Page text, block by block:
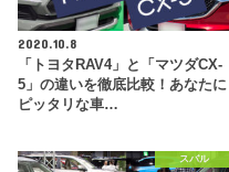
2020.10.8
「トヨタRAV4」と「マツダCX-
5」の違いを徹底比較！あなたに
ピッタリな車…
スバル